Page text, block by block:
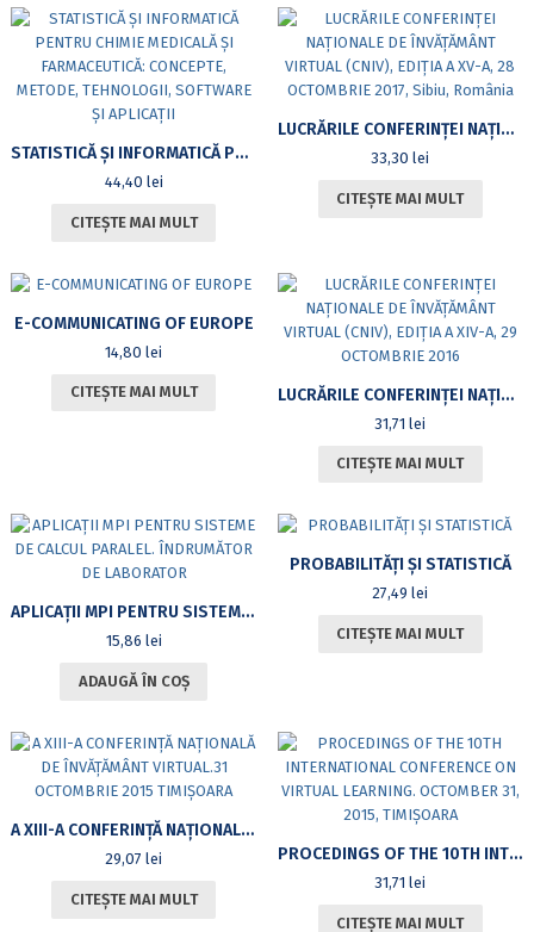
STATISTICĂ ŞI INFORMATICĂ PENTRU CHIMIE MEDICALĂ ŞI FARMACEUTICĂ: CONCEPTE, METODE, TEHNOLOGII, SOFTWARE ŞI APLICAŢII
44,40 lei
CITEȘTE MAI MULT
LUCRĂRILE CONFERINŢEI NAŢIONALE DE ÎNVĂŢĂMÂNT VIRTUAL (CNIV), EDIŢIA A XV-A, 28 OCTOMBRIE 2017, SIBIU, ROMÂNIA
33,30lei
CITEȘTE MAI MULT
E-COMMUNICATING OF EUROPE
14,80lei
CITEȘTE MAI MULT LUCRĂRILE CONFERINŢEI NAŢIONALE DE ÎNVĂŢĂMÂNT VIRTUAL (CNIV), EDIŢIA A XIV-A, 29 OCTOMBRIE 2016
31,71lei
CITEȘTE MAI MULT
APLICAȚII MPI PENTRU SISTEME DE CALCUL PARALEL. ÎNDRUMĂTOR DE LABORATOR
15,86 lei
ADAUGĂ ÎN COȘ
PROBABILITĂŢI ŞI STATISTICĂ
27,49lei
CITEȘTE MAI MULT
A XIII-A CONFERINŢĂ NAŢIONALĂ DE ÎNVĂŢĂMÂNT VIRTUAL.31 OCTOMBRIE 2015 TIMIŞOARA
29,07lei
CITEȘTE MAI MULT
PROCEDINGS OF THE 10TH INTERNATIONAL CONFERENCE ON VIRTUAL LEARNING. OCTOMBER 31, 2015, TIMIŞOARA
31,71lei
CITEȘTE MAI MULT